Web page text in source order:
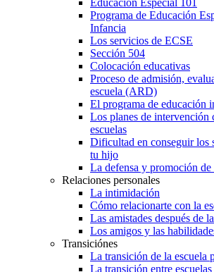
Programa de Educación
Infancia
Los servicios de ECSE
Sección 504
Colocación educativas
Proceso de admisión,
escuela (ARD)
El programa de educación
Los planes de intervención
escuelas
Dificultad en conseguir los
tu hijo
La defensa y promoción de
Relaciones personales
La intimidación
Cómo relacionarte con la
Las amistades después de
Los amigos y las
Transiciónes
La transición de la escuela
La transición entre escuelas